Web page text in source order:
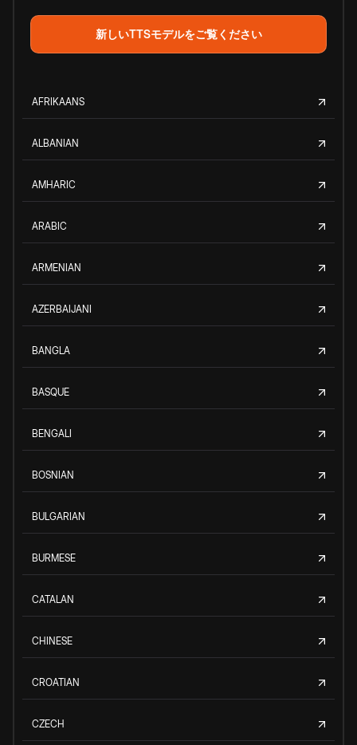
新しいTTSモデルをご覧ください
AFRIKAANS
ALBANIAN
AMHARIC
ARABIC
ARMENIAN
AZERBAIJANI
BANGLA
BASQUE
BENGALI
BOSNIAN
BULGARIAN
BURMESE
CATALAN
CHINESE
CROATIAN
CZECH